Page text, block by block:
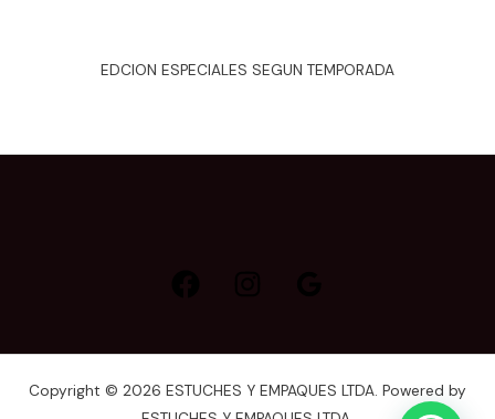
EDCION ESPECIALES SEGUN TEMPORADA
Copyright © 2026 ESTUCHES Y EMPAQUES LTDA. Powered by